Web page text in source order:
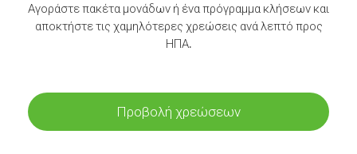
Αγοράστε πακέτα μονάδων ή ένα πρόγραμμα κλήσεων και
αποκτήστε τις χαμηλότερες χρεώσεις ανά λεπτό προς
ΗΠΑ.
Προβολή χρεώσεων